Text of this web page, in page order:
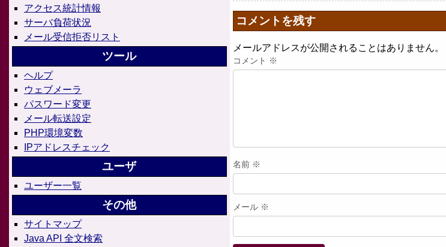
アクセス統計情報
サーバ負荷状況
メール受信拒否リスト
ツール
ヘルプ
ウェブメーラ
パスワード変更
メール転送設定
PHP環境変数
IPアドレスチェック
ユーザ
ユーザー一覧
その他
サイトマップ
Java API 全文検索
コメントを残す
メールアドレスが公開されることはありません。
コメント ※
名前 ※
メール ※